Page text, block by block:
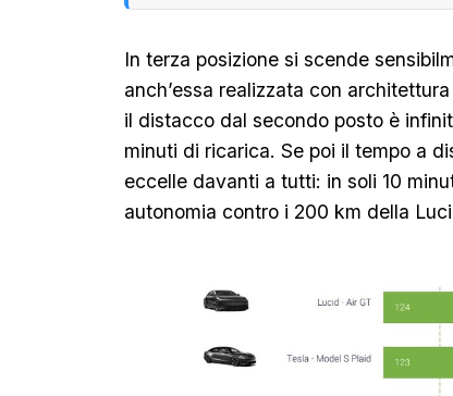
In terza posizione si scende
anch’essa realizzata con
il distacco dal secondo posto è
minuti di ricarica. Se poi il tempo a
eccelle davanti a tutti: in soli 10
autonomia contro i 200 km della